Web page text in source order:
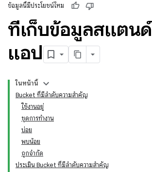
ข้อมูลนี้มีประโยชน์ไหม
ที่เก็บข้อมูลสแตน
แอป
ในหน้านี้
Bucket ที่มีลำดับความสำคัญ
ใช้งานอยู่
ชุดการทำงาน
บ่อย
พบน้อย
ถูกจำกัด
ประเมิน Bucket ที่มีลำดับความสำคัญ